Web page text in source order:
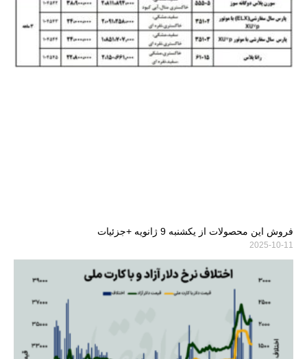
فروش این محصولات از یکشنبه 9 ژانویه +جزئیات
2025-10-11